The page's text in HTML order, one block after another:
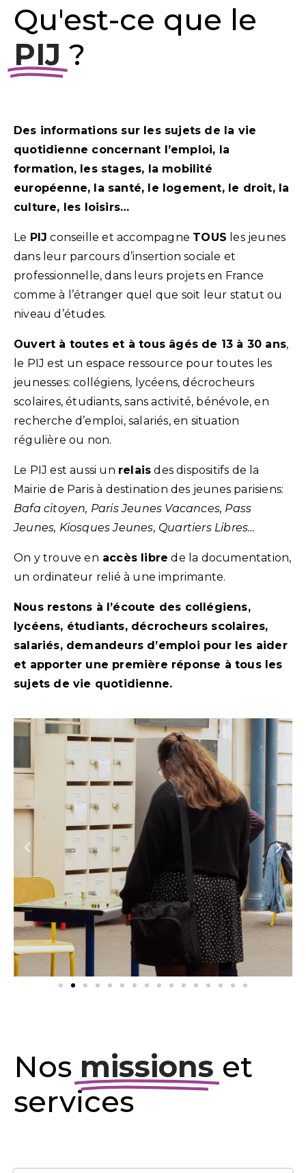
Qu'est-ce que le
PIJ ?
Des informations sur les sujets de la vie
quotidienne concernant l’emploi, la
formation, les stages, la mobilité
européenne, la santé, le logement, le droit, la
culture, les loisirs…
Le PIJ conseille et accompagne TOUS les jeunes
dans leur parcours d’insertion sociale et
professionnelle, dans leurs projets en France
comme à l’étranger quel que soit leur statut ou
niveau d’études.
Ouvert à toutes et à tous âgés de 13 à 30 ans,
le PIJ est un espace ressource pour toutes les
jeunesses: collégiens, lycéens, décrocheurs
scolaires, étudiants, sans activité, bénévole, en
recherche d’emploi, salariés, en situation
régulière ou non.
Le PIJ est aussi un relais des dispositifs de la
Mairie de Paris à destination des jeunes parisiens:
Bafa citoyen, Paris Jeunes Vacances, Pass
Jeunes, Kiosques Jeunes, Quartiers Libres…
On y trouve en accès libre de la documentation,
un ordinateur relié à une imprimante.
Nous restons à l’écoute des collégiens,
lycéens, étudiants, décrocheurs scolaires,
salariés, demandeurs d’emploi pour les aider
et apporter une première réponse à tous les
sujets de vie quotidienne.
Nos missions et
services